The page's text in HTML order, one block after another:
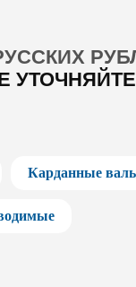
УТОЧНЯЙТЕ
Карданные